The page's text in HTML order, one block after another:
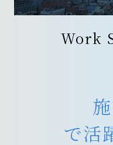
Work
で活